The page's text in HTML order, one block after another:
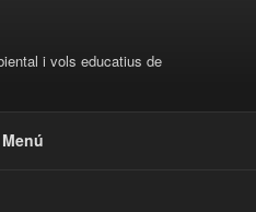
i vols educatius de
Menú